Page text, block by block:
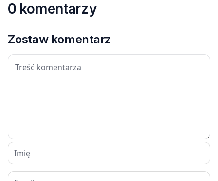
0 komentarzy
Zostaw komentarz